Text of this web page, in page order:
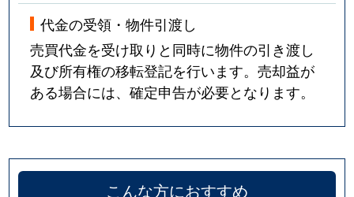
代金の受領・物件引渡し
売買代金を受け取りと同時に物件の引き渡し
及び所有権の移転登記を行います。売却益が
ある場合には、確定申告が必要となります。
こんな方におすすめ